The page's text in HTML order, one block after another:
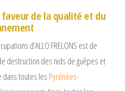
de la qualité et du
d’ALLO FRELONS est de
destruction des nids de guêpes et
dans toutes les Pyrénées-